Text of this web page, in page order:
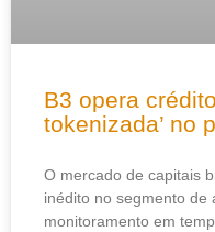
B3 opera
tokenizada’ no
O mercado de capitais
inédito no segmento de
monitoramento em